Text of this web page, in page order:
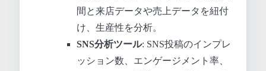
間と来店データや売上データを紐付
け、生産性を分析。
SNS分析ツール: SNS投稿のインプレ
ッション数、エンゲージメント率、